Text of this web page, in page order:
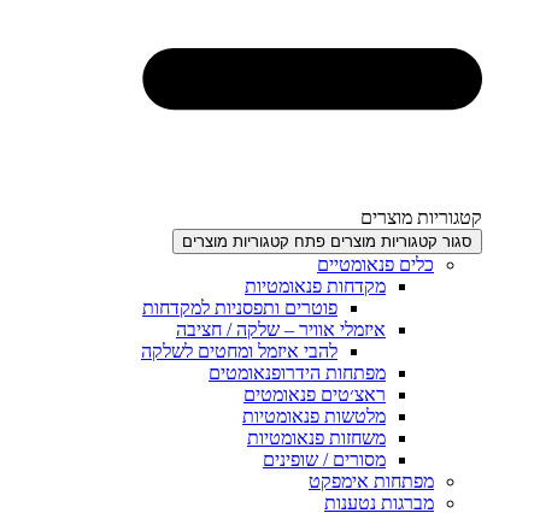
מוצרים פתח קטגוריות מוצרים
פנאומטיים
מקדחות פנאומטיות
פוטרים ותפסניות למקדחות
איזמלי אוויר – שלקה / חציבה
להבי איזמל ומחטים לשלקה
מפתחות הידרופנאומטים
ראצ׳טים פנאומטים
מלטשות פנאומטיות
משחזות פנאומטיות
מסורים / שופינים
אימפקט